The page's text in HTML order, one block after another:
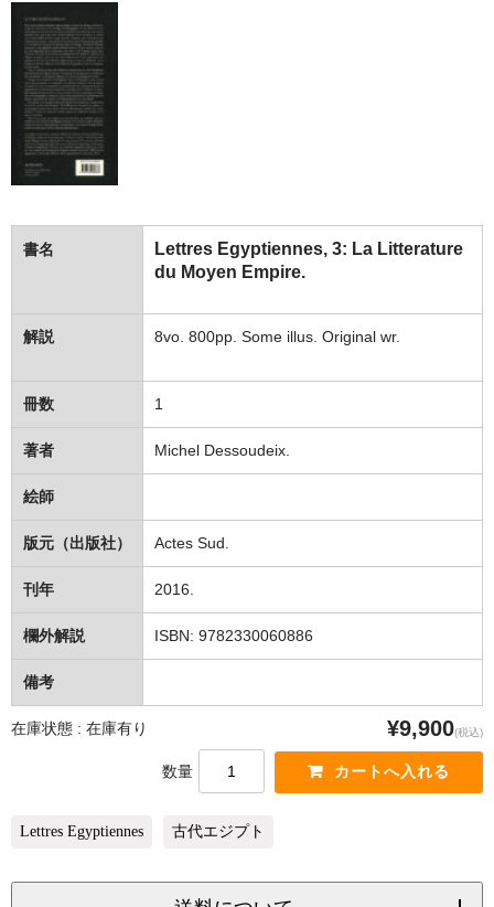
書名
Lettres Egyptiennes, 3: La Litterature
du Moyen Empire.
解説 8vo. 800pp. Some illus. Original wr.
冊数 1
著者 Michel Dessoudeix.
絵師
版元（出版社） Actes Sud.
刊年 2016.
欄外解説 ISBN: 9782330060886
備考
在庫状態 : 在庫有り ¥9,900(税込)
数量
Lettres Egyptiennes 古代エジプト